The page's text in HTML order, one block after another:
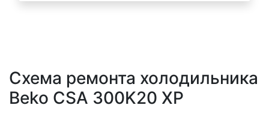
Схема ремонта холодильника
Beko CSA 300K20 XP